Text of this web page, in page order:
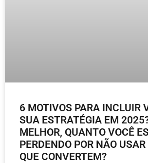
6 MOTIVOS PARA INCLUIR
SUA ESTRATÉGIA EM
MELHOR, QUANTO VOCÊ
PERDENDO POR NÃO
QUE CONVERTEM?